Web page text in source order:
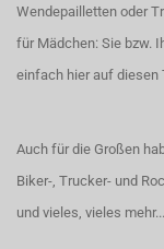
Wendepailletten oder
für Mädchen: Sie bzw.
einfach hier auf diesen
Auch für die Großen
Biker-, Trucker- und
und vieles, vieles mehr...